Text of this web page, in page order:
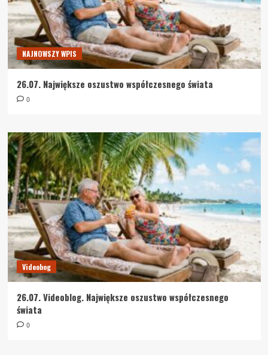
NAJNOWSZY WPIS
26.07. Największe oszustwo współczesnego świata
0
Videobog
26.07. Videoblog. Największe oszustwo współczesnego
świata
0